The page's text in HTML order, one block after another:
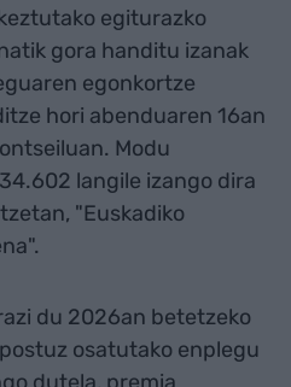
egiturazko
gora handitu izanak
egonkortze
hori abenduaren 16an
Modu
langile izango dira
"Euskadiko
du 2026an betetzeko
osatutako enplegu
dutela, premia